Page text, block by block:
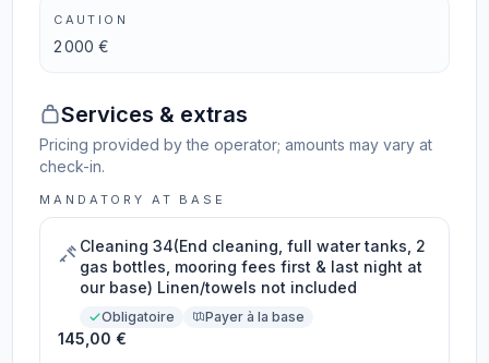
CAUTION
2 000 €
Services & extras
Pricing provided by the operator; amounts may vary at
check-in.
MANDATORY AT BASE
Cleaning 34(End cleaning, full water tanks, 2
gas bottles, mooring fees first & last night at
our base) Linen/towels not included
Obligatoire Payer à la base
145,00 €